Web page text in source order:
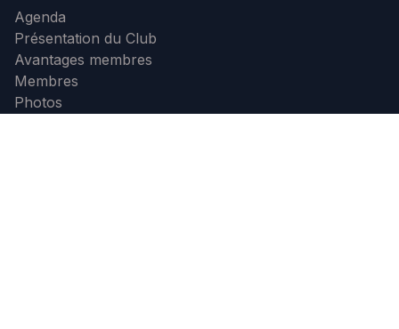
Agenda
Présentation du Club
Avantages membres
Membres
Photos